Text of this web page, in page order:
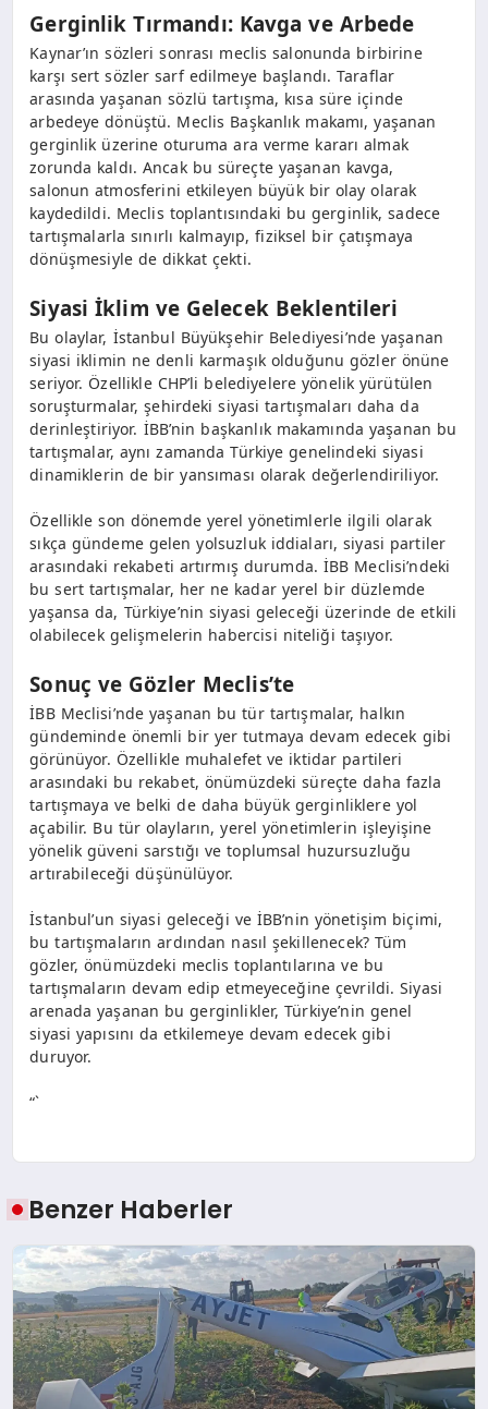
Gerginlik Tırmandı: Kavga ve Arbede
Kaynar’ın sözleri sonrası meclis salonunda birbirine
karşı sert sözler sarf edilmeye başlandı. Taraflar
arasında yaşanan sözlü tartışma, kısa süre içinde
arbedeye dönüştü. Meclis Başkanlık makamı, yaşanan
gerginlik üzerine oturuma ara verme kararı almak
zorunda kaldı. Ancak bu süreçte yaşanan kavga,
salonun atmosferini etkileyen büyük bir olay olarak
kaydedildi. Meclis toplantısındaki bu gerginlik, sadece
tartışmalarla sınırlı kalmayıp, fiziksel bir çatışmaya
dönüşmesiyle de dikkat çekti.
Siyasi İklim ve Gelecek Beklentileri
Bu olaylar, İstanbul Büyükşehir Belediyesi’nde yaşanan
siyasi iklimin ne denli karmaşık olduğunu gözler önüne
seriyor. Özellikle CHP’li belediyelere yönelik yürütülen
soruşturmalar, şehirdeki siyasi tartışmaları daha da
derinleştiriyor. İBB’nin başkanlık makamında yaşanan bu
tartışmalar, aynı zamanda Türkiye genelindeki siyasi
dinamiklerin de bir yansıması olarak değerlendiriliyor.
Özellikle son dönemde yerel yönetimlerle ilgili olarak
sıkça gündeme gelen yolsuzluk iddiaları, siyasi partiler
arasındaki rekabeti artırmış durumda. İBB Meclisi’ndeki
bu sert tartışmalar, her ne kadar yerel bir düzlemde
yaşansa da, Türkiye’nin siyasi geleceği üzerinde de etkili
olabilecek gelişmelerin habercisi niteliği taşıyor.
Sonuç ve Gözler Meclis’te
İBB Meclisi’nde yaşanan bu tür tartışmalar, halkın
gündeminde önemli bir yer tutmaya devam edecek gibi
görünüyor. Özellikle muhalefet ve iktidar partileri
arasındaki bu rekabet, önümüzdeki süreçte daha fazla
tartışmaya ve belki de daha büyük gerginliklere yol
açabilir. Bu tür olayların, yerel yönetimlerin işleyişine
yönelik güveni sarstığı ve toplumsal huzursuzluğu
artırabileceği düşünülüyor.
İstanbul’un siyasi geleceği ve İBB’nin yönetişim biçimi,
bu tartışmaların ardından nasıl şekillenecek? Tüm
gözler, önümüzdeki meclis toplantılarına ve bu
tartışmaların devam edip etmeyeceğine çevrildi. Siyasi
arenada yaşanan bu gerginlikler, Türkiye’nin genel
siyasi yapısını da etkilemeye devam edecek gibi
duruyor.
“`
Benzer Haberler